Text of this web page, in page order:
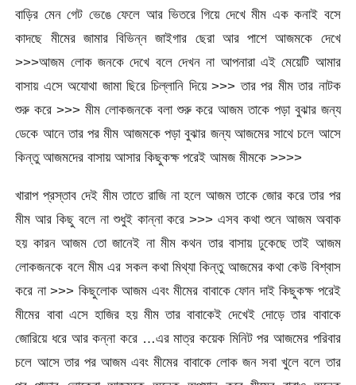
বাড়ির মেন গেট ভেঙে ফেলে আর ভিতরে গিয়ে দেখে মীম এক কনাই বসে
কাদছে মীমের জামার বিভিন্ন জাইগার ছেরা আর পাশে আজমকে দেখে
>>>আজম লোক জনকে দেখে বলে দেখন না আপনারা এই মেয়েটি আমার
বাসায় এসে অযোথা জামা ছিরে চিল্লানি দিয়ে >>> তার পর মীম তার নাটক
শুরু করে >>> মীম লোকজনকে বলা শুরু করে আজম তাকে পড়া বুঝার জন্য
ডেকে আনে তার পর মীম আজমকে পড়া বুঝার জন্য আজমের সাথে চলে আসে
কিন্তু আজমদের বাসায় আসার কিছুকক্ষ পরেই আমজ মীমকে >>>>
খারাপ প্রস্তাব দেই মীম তাতে রাজি না হলে আজম তাকে জোর করে তার পর
মীম আর কিছু বলে না শুধুই কান্না করে >>> এসব কথা শুনে আজম অবাক
হয় কারন আজম তো জানেই না মীম কথন তার বাসায় ঢুকেছে তাই আজম
লোকজনকে বলে মীম এর সকল কথা মিথ্যা কিন্তু আজমের কথা কেউ বিশ্বাস
করে না >>> কিছুলোক আজম এবং মীমের বাবাকে ফোন দাই কিছুকক্ষ পরেই
মীমের বাবা এসে হাজির হয় মীম তার বাবাকেই দেখেই দোড়ে তার বাবাকে
জোরিয়ে ধরে আর কন্না করে …এর মাত্র কয়েক মিনিট পর আজমের পরিবার
চলে আসে তার পর আজম এবং মীমের বাবাকে লোক জন সবা খুলে বলে তার